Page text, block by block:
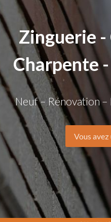
Zinguerie
Charpente
Neuf – Rénovation
Vous